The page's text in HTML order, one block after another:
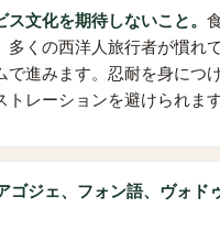
文化を期待しないこと。
多くの西洋人旅行者が慣れて
で進みます。忍耐を身につけ
トレーションを避けられます
ゴジェ、フォン語、ヴォド